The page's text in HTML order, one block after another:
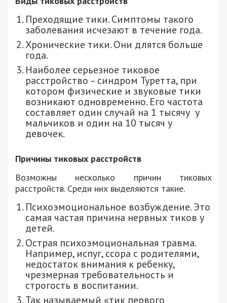
Преходящие тики. Симптомы такого
заболевания исчезают в течение года.
Хронические тики. Они длятся больше
года.
Наиболее серьезное тиковое
расстройство – синдром Туретта, при
котором физические и звуковые тики
возникают одновременно. Его частота
составляет один случай на 1 тысячу у
мальчиков и один на 10 тысяч у
девочек.
Причины тиковых расстройств
Возможны несколько причин тиковых
расстройств. Среди них выделяются такие.
Психоэмоциональное возбуждение. Это
самая частая причина нервных тиков у
детей.
Острая психоэмоциональная травма.
Например, испуг, ссора с родителями,
недостаток внимания к ребенку,
чрезмерная требовательность и
строгость в воспитании.
Так называемый «тик первого